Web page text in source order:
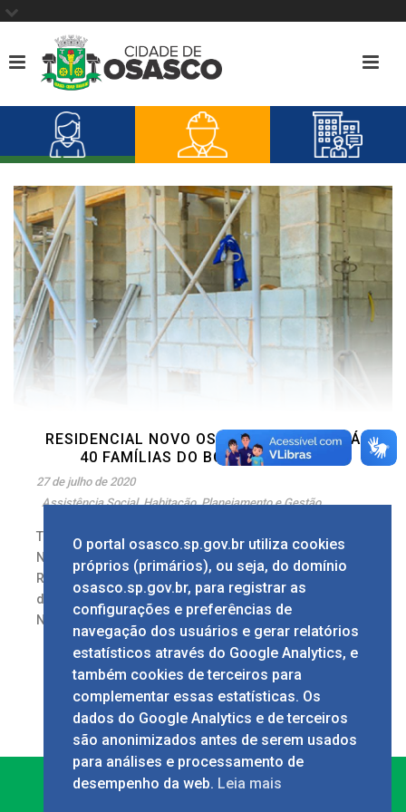
RESIDENCIAL NOVO OSASCO BENEFICIARÁ
40 FAMÍLIAS DO BOLSA ALUGUEL
27 de julho de 2020
Assistência Social,Habitação,Planejamento e Gestão
Texto: Lucas Pedrosa Imagens: Marcelo Deck
Na sexta-feira, 24/7, o prefeito de Osasco,
Rogério Lins, vistoriou o andamento das obras
de construção dos 40 apartamentos do Conjunto
Novo [...]
O portal osasco.sp.gov.br utiliza cookies
próprios (primários), ou seja, do domínio
osasco.sp.gov.br, para registrar as
configurações e preferências de
navegação dos usuários e gerar relatórios
estatísticos através do Google Analytics, e
também cookies de terceiros para
complementar essas estatísticas. Os
dados do Google Analytics e de terceiros
são anonimizados antes de serem usados
para análises e processamento de
desempenho da web. Leia mais